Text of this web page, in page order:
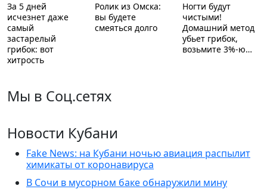
За 5 дней
исчезнет даже
самый
застарелый
грибок: вот
хитрость
Ролик из Омска:
вы будете
смеяться долго
Ногти будут
чистыми!
Домашний метод
убьет грибок,
возьмите 3%-ю…
Мы в Соц.сетях
Новости Кубани
Fake News: на Кубани ночью авиация распылит
химикаты от коронавируса
В Сочи в мусорном баке обнаружили мину